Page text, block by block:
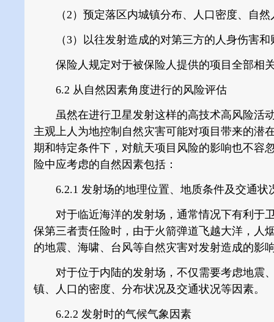
（2）预定落区内城镇分布、人口密度、自然
（3）以往发射造成的对第三方的人身伤害和
保险人规定对于被保险人提供的项目全部相
6.2 从自然因素角度进行的风险评估
虽然在进行卫星发射这样的高技术高风险活
主观上人为地控制自然灾害可能对项目带来的潜
期和特定条件下，对航天项目风险的影响也不容
险中应考虑的自然因素包括：
6.2.1 发射场的地理位置、地质条件及交通状
对于临近海洋的发射场，通常情况下有利于
保第三者责任险时，由于火箭弹道飞越大洋，人
的地震、海啸、台风等自然灾害对发射造成的影
对于位于内陆的发射场，不仅需要考虑地震
镇、人口的密度、分布状况及交通状况等因素。
6.2.2 发射时的气候气象因素